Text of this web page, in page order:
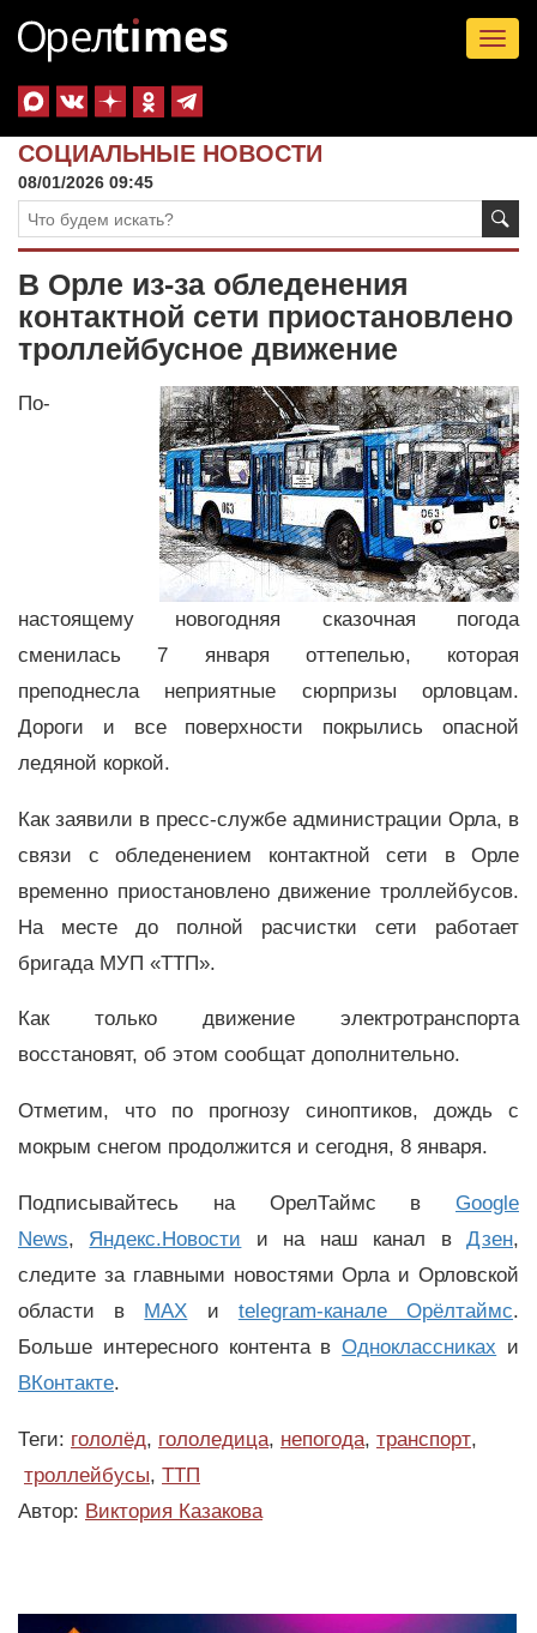
СОЦИАЛЬНЫЕ НОВОСТИ
08/01/2026 09:45
В Орле из-за обледенения
контактной сети приостановлено
троллейбусное движение
По-
настоящему новогодняя сказочная погода
сменилась 7 января оттепелью, которая
преподнесла неприятные сюрпризы орловцам.
Дороги и все поверхности покрылись опасной
ледяной коркой.
Как заявили в пресс-службе администрации Орла, в
связи с обледенением контактной сети в Орле
временно приостановлено движение троллейбусов.
На месте до полной расчистки сети работает
бригада МУП «ТТП».
Как только движение электротранспорта
восстановят, об этом сообщат дополнительно.
Отметим, что по прогнозу синоптиков, дождь с
мокрым снегом продолжится и сегодня, 8 января.
Подписывайтесь на ОрелТаймс в Google
News, Яндекс.Новости и на наш канал вДзен,
следите за главными новостями Орла и Орловской
области в MAX и telegram-канале Орёлтаймс.
Больше интересного контента вОдноклассниках и
ВКонтакте.
Теги: гололёд, гололедица, непогода, транспорт,
троллейбусы, ТТП
Автор: Виктория Казакова